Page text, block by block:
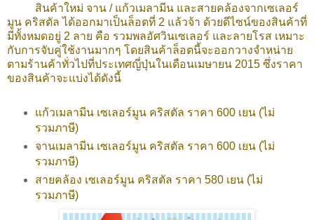
สินค้าใหม่ จาน / แก้วเมลามีน และสายคล้องจากเซเลอร์
มูน คริสตัล ได้ออกมาเป็นล็อตที่ 2 แล้วจ้า ด้วยดีไซน์ของสินค้าที่
มีทั้งหมดอยู่ 2 ลาย คือ รวมพลอัศวินเซเลอร์ และลายโรส เหมาะ
กับการจับคู่ใช้งานมากๆ โดยสินค้าล็อตนี้จะออกวางจำหน่าย
ตามร้านค้าทั่วไปที่ประเทศญี่ปุ่นในเดือนเมษายน 2015 ซึ่งราคา
ของสินค้าจะแบ่งได้ดังนี้
แก้วเมลามีน เซเลอร์มูน คริสตัล ราคา 600 เยน (ไม่
รวมภาษี)
จานเมลามีน เซเลอร์มูน คริสตัล ราคา 600 เยน (ไม่
รวมภาษี)
สายคล้อง เซเลอร์มูน คริสตัล ราคา 580 เยน (ไม่
รวมภาษี)